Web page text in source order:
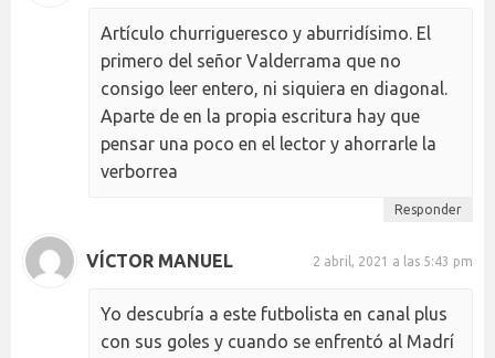
Artículo churrigueresco y aburridísimo. El
primero del señor Valderrama que no
consigo leer entero, ni siquiera en diagonal.
Aparte de en la propia escritura hay que
pensar una poco en el lector y ahorrarle la
verborrea
Responder
VÍCTOR MANUEL 2 abril, 2021 a las 5:43 pm
Yo descubría a este futbolista en canal plus
con sus goles y cuando se enfrentó al Madrí